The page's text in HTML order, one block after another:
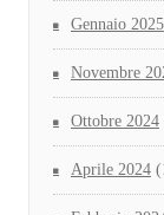
Gennaio 2025
Novembre
Ottobre 2024
Aprile 2024